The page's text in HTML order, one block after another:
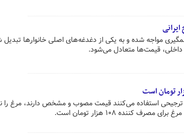
مواجه شده و به یکی از دغدغه‌های اصلی خانوارها
داخلی، قیمت‌ها متعادل می‌شود.
ترجیحی استفاده می‌کنند قیمت مصوب و مشخص دارند، مرغ را
کننده ۱۰۸ هزار تومان است.